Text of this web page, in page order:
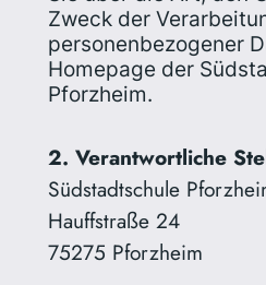
Zweck der
personenbezogener
Homepage der
Pforzheim.
2. Verantwortliche
Südstadtschule
Hauffstraße 24
75275 Pforzheim